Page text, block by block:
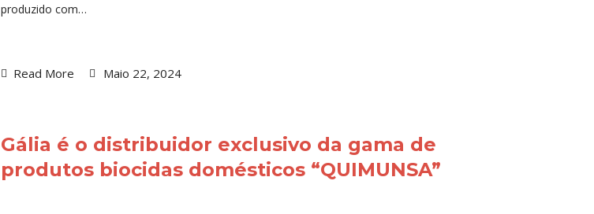
produzido com…
Read More Maio 22, 2024
Gália é o distribuidor exclusivo da gama de
produtos biocidas domésticos “QUIMUNSA”